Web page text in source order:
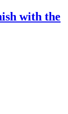
with the